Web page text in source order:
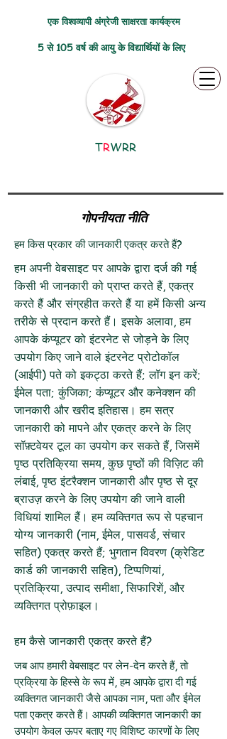
एक विश्वव्यापी अंग्रेजी साक्षरता कार्यक्रम
5 से 105 वर्ष की आयु के विद्यार्थियों के लिए
TRWRR
गोपनीयता नीति
हम किस प्रकार की जानकारी एकत्र करते हैं?
हम अपनी वेबसाइट पर आपके द्वारा दर्ज की गई
किसी भी जानकारी को प्राप्त करते हैं, एकत्र
करते हैं और संग्रहीत करते हैं या हमें किसी अन्य
तरीके से प्रदान करते हैं। इसके अलावा, हम
आपके कंप्यूटर को इंटरनेट से जोड़ने के लिए
उपयोग किए जाने वाले इंटरनेट प्रोटोकॉल
(आईपी) पते को इकट्ठा करते हैं; लॉग इन करें;
ईमेल पता; कुंजिका; कंप्यूटर और कनेक्शन की
जानकारी और खरीद इतिहास। हम सत्र
जानकारी को मापने और एकत्र करने के लिए
सॉफ़्टवेयर टूल का उपयोग कर सकते हैं, जिसमें
पृष्ठ प्रतिक्रिया समय, कुछ पृष्ठों की विज़िट की
लंबाई, पृष्ठ इंटरैक्शन जानकारी और पृष्ठ से दूर
ब्राउज़ करने के लिए उपयोग की जाने वाली
विधियां शामिल हैं। हम व्यक्तिगत रूप से पहचान
योग्य जानकारी (नाम, ईमेल, पासवर्ड, संचार
सहित) एकत्र करते हैं; भुगतान विवरण (क्रेडिट
कार्ड की जानकारी सहित), टिप्पणियां,
प्रतिक्रिया, उत्पाद समीक्षा, सिफारिशें, और
व्यक्तिगत प्रोफ़ाइल।
हम कैसे जानकारी एकत्र करते हैं?
जब आप हमारी वेबसाइट पर लेन-देन करते हैं, तो
प्रक्रिया के हिस्से के रूप में, हम आपके द्वारा दी गई
व्यक्तिगत जानकारी जैसे आपका नाम, पता और ईमेल
पता एकत्र करते हैं। आपकी व्यक्तिगत जानकारी का
उपयोग केवल ऊपर बताए गए विशिष्ट कारणों के लिए